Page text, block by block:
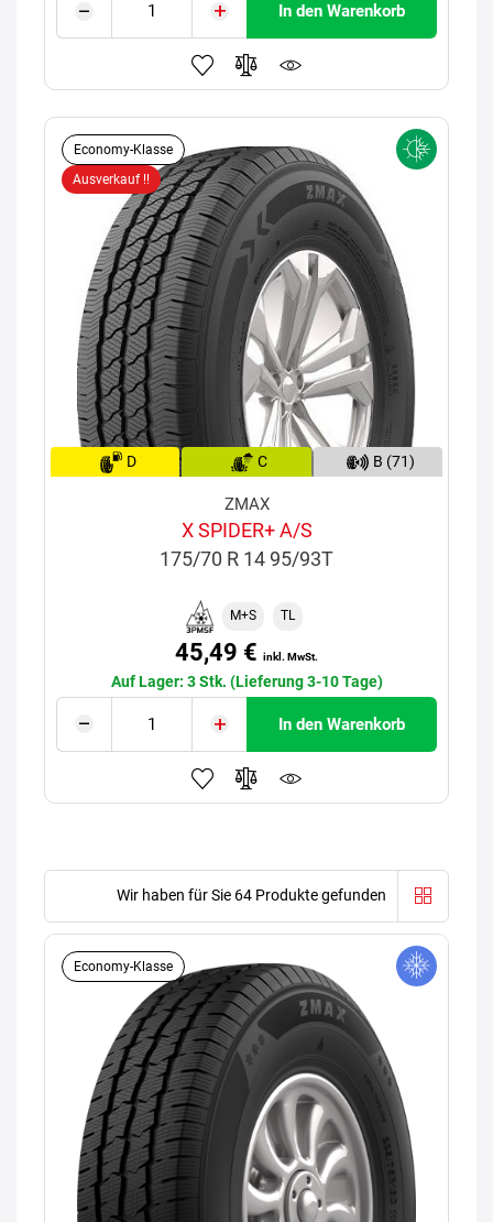
In den Warenkorb
Economy-Klasse
Ausverkauf !!
D C B (71)
ZMAX
X SPIDER+ A/S
175/70 R 14 95/93T
M+S TL
45,49 € inkl. MwSt.
Auf Lager: 3 Stk. (Lieferung 3-10 Tage)
In den Warenkorb
Wir haben für Sie 64 Produkte gefunden
Economy-Klasse